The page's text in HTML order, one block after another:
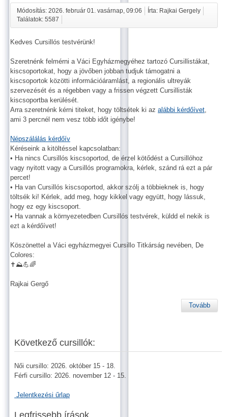
Módosítás: 2026. február 01. vasárnap, 09:06
Írta: Rajkai Gergely
Találatok: 5587
Kedves Cursillós testvérünk!
Szeretnénk felmérni a Váci Egyházmegyéhez tartozó Cursillistákat,
kiscsoportokat, hogy a jövőben jobban tudjuk támogatni a
kiscsoportok közötti információáramlást, a regionális ultreyák
szervezését és a régebben vagy a frissen végzett Cursillisták
kiscsoportba kerülését.
Arra szeretnénk kérni titeket, hogy töltsétek ki az alábbi kérdőívet,
ami 3 percnél nem vesz több időt igénybe!
Népszálálás kérdőív
Kéréseink a kitöltéssel kapcsolatban:
• Ha nincs Cursillós kiscsoportod, de érzel kötődést a Cursillóhoz
vagy nyitott vagy a Cursillós programokra, kérlek, szánd rá ezt a pár
percet!
• Ha van Cursillós kiscsoportod, akkor szólj a többieknek is, hogy
töltsék ki! Kérlek, add meg, hogy kikkel vagy együtt, hogy lássuk,
hogy ez egy kiscsoport.
• Ha vannak a környezetedben Cursillós testvérek, küldd el nekik is
ezt a kérdőívet!
Köszönettel a Váci egyházmegyei Cursillo Titkárság nevében, De
Colores:
✝️⛰️💪🌈
Rajkai Gergő
Tovább
Következő cursillók:
Női cursillo: 2026. október 15 - 18.
Férfi cursillo: 2026. november 12 - 15.
Jelentkezési űrlap